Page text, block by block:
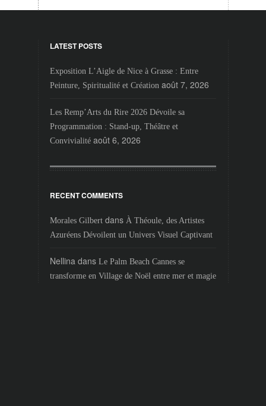
LATEST POSTS
Exposition L’Aigle de Nice à Grasse : Entre
Peinture, Spiritualité et Création août 7, 2026
Les Remp’Arts du Rire 2026 Dévoile sa
Programmation : Stand-up, Théâtre et
Convivialité août 6, 2026
RECENT COMMENTS
Morales Gilbertdans À Théoule, des Artistes
Azuréens Dévoilent un Univers Visuel Captivant
Nellina dans Le Palm Beach Cannes se
transforme en Village de Noël entre mer et magie